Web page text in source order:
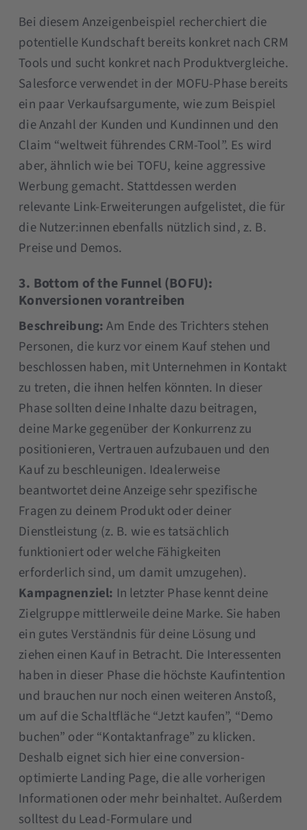
Bei diesem Anzeigenbeispiel recherchiert die
potentielle Kundschaft bereits konkret nach CRM
Tools und sucht konkret nach Produktvergleiche.
Salesforce verwendet in der MOFU-Phase bereits
ein paar Verkaufsargumente, wie zum Beispiel
die Anzahl der Kunden und Kundinnen und den
Claim “weltweit führendes CRM-Tool”. Es wird
aber, ähnlich wie bei TOFU, keine aggressive
Werbung gemacht. Stattdessen werden
relevante Link-Erweiterungen aufgelistet, die für
die Nutzer:innen ebenfalls nützlich sind, z. B.
Preise und Demos.
3. Bottom of the Funnel (BOFU):
Konversionen vorantreiben
Beschreibung:Am Ende des Trichters stehen
Personen, die kurz vor einem Kauf stehen und
beschlossen haben, mit Unternehmen in Kontakt
zu treten, die ihnen helfen könnten. In dieser
Phase sollten deine Inhalte dazu beitragen,
deine Marke gegenüber der Konkurrenz zu
positionieren, Vertrauen aufzubauen und den
Kauf zu beschleunigen. Idealerweise
beantwortet deine Anzeige sehr spezifische
Fragen zu deinem Produkt oder deiner
Dienstleistung (z. B. wie es tatsächlich
funktioniert oder welche Fähigkeiten
erforderlich sind, um damit umzugehen).
Kampagnenziel: In letzter Phase kennt deine
Zielgruppe mittlerweile deine Marke. Sie haben
ein gutes Verständnis für deine Lösung und
ziehen einen Kauf in Betracht. Die Interessenten
haben in dieser Phase die höchste Kaufintention
und brauchen nur noch einen weiteren Anstoß,
um auf die Schaltfläche “Jetzt kaufen”, “Demo
buchen” oder “Kontaktanfrage” zu klicken.
Deshalb eignet sich hier eine conversion-
optimierte Landing Page, die alle vorherigen
Informationen oder mehr beinhaltet. Außerdem
solltest du Lead-Formulare und